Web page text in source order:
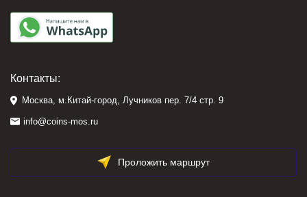
Контакты:
Москва, м.Китай-город, Лучников пер. 7/4 стр. 9
info@coins-mos.ru
Проложить маршрут